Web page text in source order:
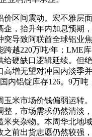
区间震动。宏不雅层面
企，抬升年内加息预期
突导致阿联酋全球铝业
跨越220万吨/年；LME
给硬缺口逻辑延续。但
高增无望对冲国内淡季
内铝锭库存126。9万吨
米市场价钱偏弱运转。
整，市场需求仍然清淡
米夹杂物。本周华北地
之前出货志愿仍然较强